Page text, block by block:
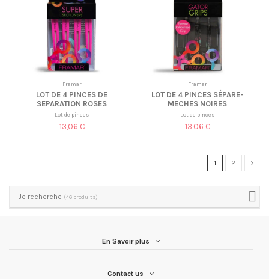
Framar
LOT DE 4 PINCES DE
SEPARATION ROSES
Lot de pinces
13,06 €
Framar
LOT DE 4 PINCES SÉPARE-
MECHES NOIRES
Lot de pinces
13,06 €
1 2
Je recherche (46 produits)
En Savoir plus
Contact us